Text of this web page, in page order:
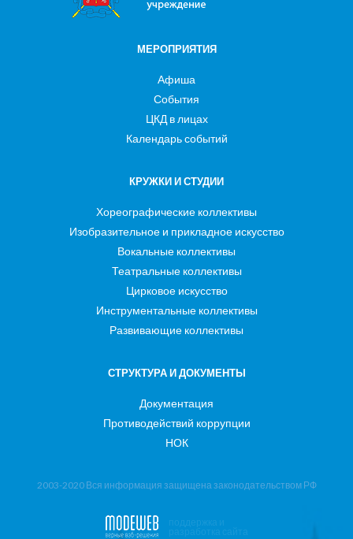
МЕРОПРИЯТИЯ
Афиша
События
ЦКД в лицах
Календарь событий
КРУЖКИ И СТУДИИ
Хореографические коллективы
Изобразительное и прикладное искусство
Вокальные коллективы
Театральные коллективы
Цирковое искусство
Инструментальные коллективы
Развивающие коллективы
СТРУКТУРА И ДОКУМЕНТЫ
Документация
Противодействий коррупции
НОК
2003-2020 Вся информация защищена законодательством РФ
поддержка и
разработка сайта